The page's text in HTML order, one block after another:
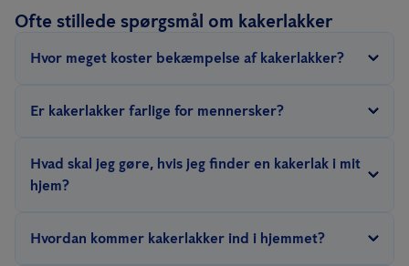
Ofte stillede spørgsmål om kakerlakker
Hvor meget koster bekæmpelse af kakerlakker?
typen af kakerlak, graden af infestationen, størrelsen på
Kontakt os
Er kakerlakker farlige for mennersker?
eksem og allergiske reaktioner.
Hvad skal jeg gøre, hvis jeg finder en kakerlak i mit
hjem?
hurtigt for at forhindre en infestation. Ryd op i madrester og
Hvordan kommer kakerlakker ind i hjemmet?